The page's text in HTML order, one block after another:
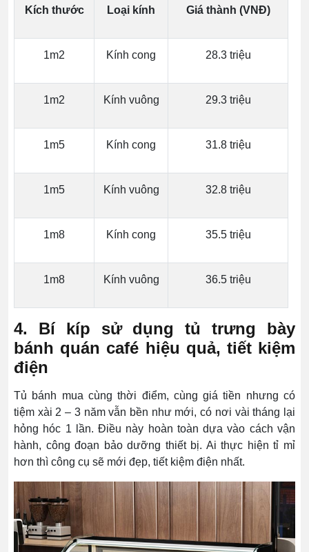
Kích thước Loại kính Giá thành (VNĐ)
1m2 Kính cong 28.3 triệu
1m2 Kính vuông 29.3 triệu
1m5 Kính cong 31.8 triệu
1m5 Kính vuông 32.8 triệu
1m8 Kính cong 35.5 triệu
1m8 Kính vuông 36.5 triệu
4. Bí kíp sử dụng tủ trưng bày
bánh quán café hiệu quả, tiết kiệm
điện
Tủ bánh mua cùng thời điểm, cùng giá tiền nhưng có
tiệm xài 2 – 3 năm vẫn bền như mới, có nơi vài tháng lại
hỏng hóc 1 lần. Điều này hoàn toàn dựa vào cách vận
hành, công đoạn bảo dưỡng thiết bị. Ai thực hiện tỉ mỉ
hơn thì công cụ sẽ mới đẹp, tiết kiệm điện nhất.